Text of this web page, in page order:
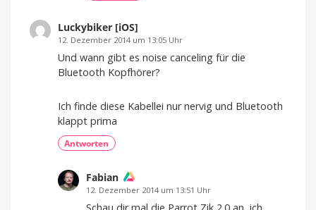
Luckybiker [iOS]
12. Dezember 2014 um 13:05 Uhr
Und wann gibt es noise canceling für die
Bluetooth Kopfhörer?
Ich finde diese Kabellei nur nervig und Bluetooth
klappt prima
Antworten
Fabian
12. Dezember 2014 um 13:51 Uhr
Schau dir mal die Parrot Zik 2.0 an, ich